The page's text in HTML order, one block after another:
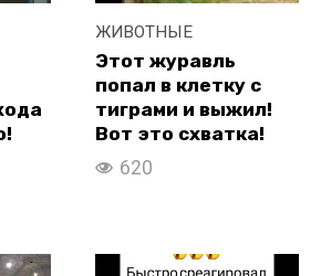
ЖИВОТНЫЕ
Этот журавль
попал в клетку с
тиграми и выжил!
Вот это схватка!
620